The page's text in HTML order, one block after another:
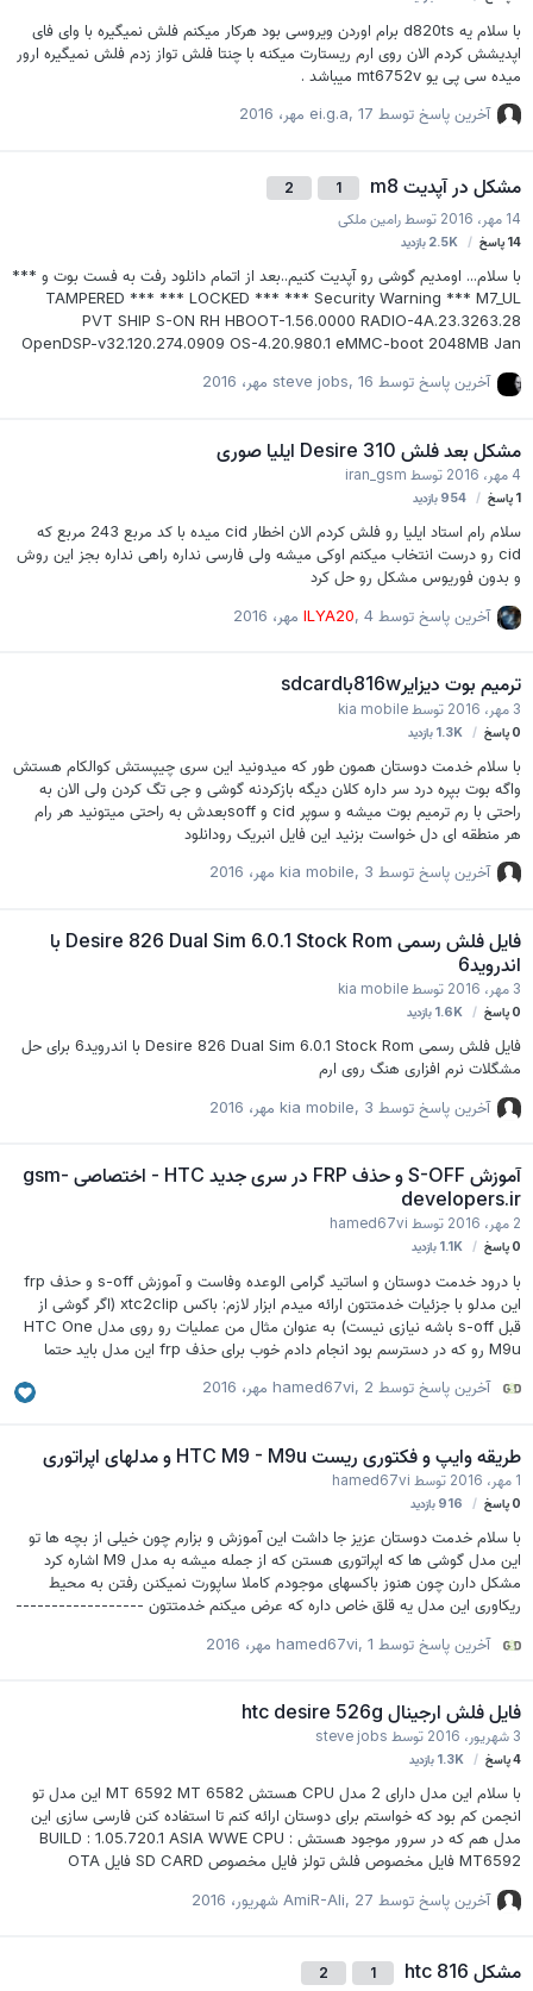
با سلام یه d820ts برام اوردن ویروسی بود هرکار میکنم فلش نمیگیره با وای فای
اپدیشش کردم الان روی ارم ریستارت میکنه با چنتا فلش تواز زدم فلش نمیگیره ارور
میده سی پی یو mt6752v میباشد .
آخرین پاسخ توسط ei.g.a ,17 مهر، 2016
مشکل در آپدیت m8 2
14 مهر، 2016 توسط رامین ملکی
14پاسخ 2.5Kبازدید
با سلام... اومدیم گوشی رو آپدیت کنیم..بعد از اتمام دانلود رفت به فست بوت و ***
TAMPERED *** *** LOCKED *** *** Security Warning *** M7_UL
PVT SHIP S-ON RH HBOOT-1.56.0000 RADIO-4A.23.3263.28
OpenDSP-v32.120.274.0909 OS-4.20.980.1 eMMC-boot 2048MB Jan
ریلاک... ممنون میشم راهنماییم کنید
آخرین پاسخ توسط steve jobs ,16 مهر، 2016
مشکل بعد فلش Desire 310 ایلیا صوری
4 مهر، 2016 توسطiran_gsm
پاسخ 954بازدید
سلام رام استاد ایلیا رو فلش کردم الان اخطار cid میده با کد مربع 243 مربع که
cid رو درست انتخاب میکنم اوکی میشه ولی فارسی نداره راهی نداره بجز این روش
و بدون فوریوس مشکل رو حل کرد
آخرین پاسخ توسط ILYA20 ,4 مهر، 2016
ترمیم بوت دیزایر816wباsdcard
3 مهر، 2016 توسط kia mobile
0پاسخ 1.3Kبازدید
با سلام خدمت دوستان همون طور که میدونید این سری چیپستش کوالکام هستش
واگه بوت بپره درد سر داره کلان دیگه بازکردنه گوشی و جی تگ کردن ولی الان به
راحتی با رم ترمیم بوت میشه و سوپر cid و soffبعدش به راحتی میتونید هر رام
هر منطقه ای دل خواست بزنید این فایل انبریک رودانلود
816 ابزار رایت فایل:Download Win32 Disk Imager from SourceForge.net
که با نام mmcblk0.img رو دانلود کردید انتخاب کنید و استارت بزنید تاروی رم رایت
بشه فقط باطری گوشی 70یا80درصد شارژ داشته با…
آخرین پاسخ توسط kia mobile ,3 مهر، 2016
فایل فلش رسمی Desire 826 Dual Sim 6.0.1 Stock Rom با
اندروید6
3 مهر، 2016 توسطkia mobile
0پاسخ 1.6K بازدید
فایل فلش رسمی Desire 826 Dual Sim 6.0.1 Stock Rom با اندروید6 برای حل
مشگلات نرم افزاری هنگ روی ارم
آخرین پاسخ توسط kia mobile ,3 مهر، 2016
آموزش S-OFF و حذف FRP در سری جدید HTC - اختصاصی gsm-
developers.ir
2 مهر، 2016 توسطhamed67vi
0پاسخ 1.1K بازدید
با درود خدمت دوستان و اساتید گرامی الوعده وفاست و آموزش s-off و حذف frp
این مدلو با جزئیات خدمتتون ارائه میدم ابزار لازم: باکس xtc2clip (اگر گوشی از
قبل s-off باشه نیازی نیست) به عنوان مثال من عملیات رو روی مدل HTC One
M9u رو که در دسترسم بود انجام دادم خوب برای حذف frp این مدل باید حتما
پیام زیر مواجه شید.اگه با پیام unmounted sd مو…
آخرین پاسخ توسط hamed67vi ,2 مهر، 2016
طریقه وایپ و فکتوری ریست HTC M9 - M9u و مدلهای اپراتوری
1 مهر، 2016 توسط hamed67vi
0پاسخ 916بازدید
با سلام خدمت دوستان عزیز جا داشت این آموزش و بزارم چون خیلی از بچه ها تو
این مدل گوشی ها که اپراتوری هستن که از جمله میشه به مدل M9 اشاره کرد
مشکل دارن چون هنوز باکسهای موجودم کاملا ساپورت نمیکنن رفتن به محیط
ریکاوری این مدل یه قلق خاص داره که عرض میکنم خدمتتون ------------------
دونه جلو برید تا گوشی و وایپ کنیم 1- گوشی و خاموش کنید و ولوم پایین و پاور رو
to Recovery Mode رو انتخاب کنید 4- حالا با تصویر زیر مواجه میشید که اینجا
با…
آخرین پاسخ توسط hamed67vi ,
فایل فلش ارجینال htc desire 526g
3 شهریور، 2016 توسطsteve jobs
4پاسخ 1.3K بازدید
با سلام این مدل دارای 2 مدل CPU هستش MT 6592 MT 6582 این مدل تو
انجمن کم بود که خواستم برای دوستان ارائه کنم تا استفاده کنن فارسی سازی این
مدل هم که در سرور موجود هستش BUILD : 1.05.720.1 ASIA WWE CPU :
MT6592 فایل مخصوص فلش تولز فایل مخصوص SD CARD فایل OTA
آخرین پاسخ توسط AmiR-Ali ,27 شهریور، 2016
مشکل htc 816 2